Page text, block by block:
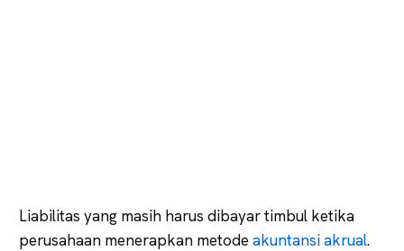
Liabilitas yang masih harus dibayar timbul ketika
perusahaan menerapkan metodeakuntansi akrual.